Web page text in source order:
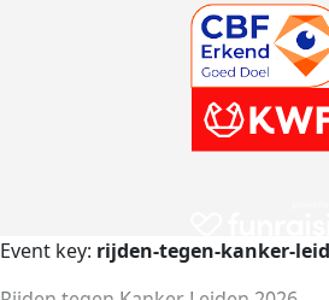
Event key: rijden-tegen-kanker-